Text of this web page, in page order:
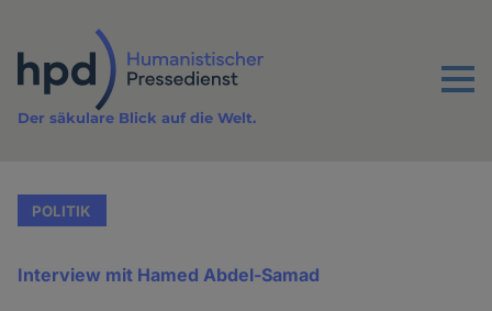
Inhalt
Menu
Der säkulare Blick auf die Welt.
POLITIK
Interview mit Hamed Abdel-Samad